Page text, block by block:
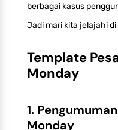
berbagai kasus
Jadi mari kita jelajahi di
Template
Monday
1.
Monday